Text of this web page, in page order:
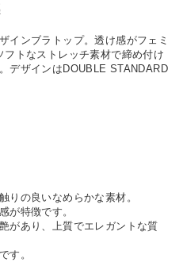
インブラトップ。透け感がフェミ
トなストレッチ素材で締め付け
デザインはDOUBLE STANDARD
りの良いなめらかな素材。
が特徴です。
があり、上質でエレガントな質
す。